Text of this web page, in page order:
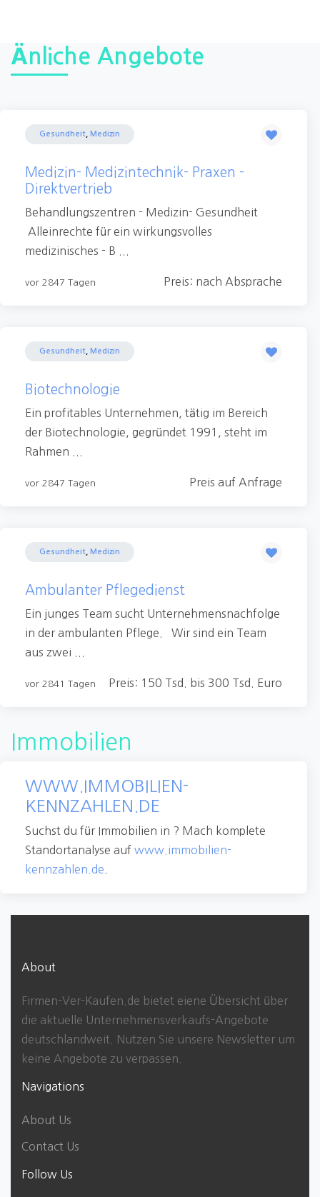
Änliche Angebote
Gesundheit Medizin
Medizin- Medizintechnik- Praxen -
Direktvertrieb
Behandlungszentren - Medizin- Gesundheit
Alleinrechte für ein wirkungsvolles
medizinisches - B ...
vor 2847 Tagen Preis: nach Absprache
Gesundheit Medizin
Biotechnologie
Ein profitables Unternehmen, tätig im Bereich
der Biotechnologie, gegründet 1991, steht im
Rahmen ...
vor 2847 Tagen Preis auf Anfrage
Gesundheit Medizin
Ambulanter Pflegedienst
Ein junges Team sucht Unternehmensnachfolge
in der ambulanten Pflege. Wir sind ein Team
aus zwei ...
vor 2841 Tagen Preis: 150 Tsd. bis 300 Tsd. Euro
Immobilien
WWW.IMMOBILIEN-
KENNZAHLEN.DE
Suchst du für Immobilien in ? Mach komplete
Standortanalyse auf www.immobilien-
kennzahlen.de
About
Firmen-Ver-Kaufen.de bietet eiene Übersicht über
die aktuelle Unternehmensverkaufs-Angebote
deutschlandweit. Nutzen Sie unsere Newsletter um
keine Angebote zu verpassen.
Navigations
About Us
Contact Us
Follow Us